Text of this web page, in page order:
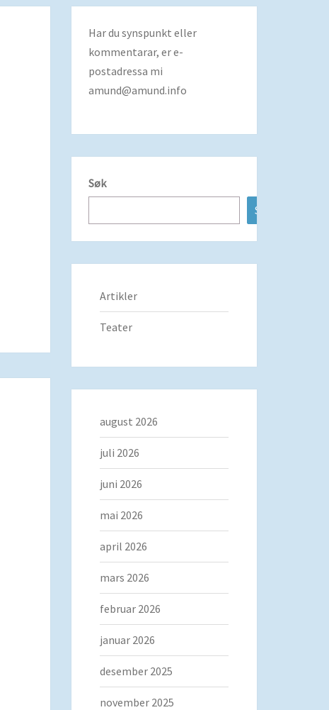
Har du synspunkt eller
kommentarar, er e-
postadressa mi
amund@amund.info
Søk
Søk
Artikler
Teater
august 2026
juli 2026
juni 2026
mai 2026
april 2026
mars 2026
februar 2026
januar 2026
desember 2025
november 2025